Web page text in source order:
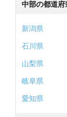
中部の都道府
新潟県
石川県
山梨県
岐阜県
愛知県